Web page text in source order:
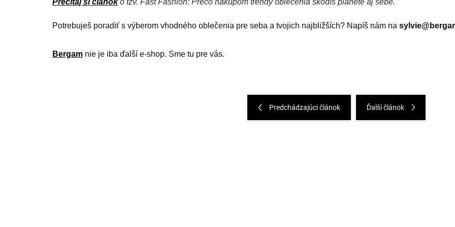
Prečítaj si článoko tzv. Fast Fashion: Prečo nákupom trendy oblečenia škodíš planéte aj sebe.
Potrebuješ poradiť s výberom vhodného oblečenia pre seba a tvojich najbližších? Napíš nám na
Bergam nie je iba ďalší e-shop. Sme tu pre vás.
Predchádzajúci článok Ďalší článok